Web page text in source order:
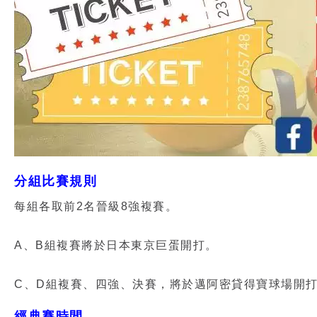
分組比賽規則
每組各取前2名晉級8強複賽。
A、B組複賽將於日本東京巨蛋開打。
C、D組複賽、四強、決賽，將於邁阿密貸得寶球場開